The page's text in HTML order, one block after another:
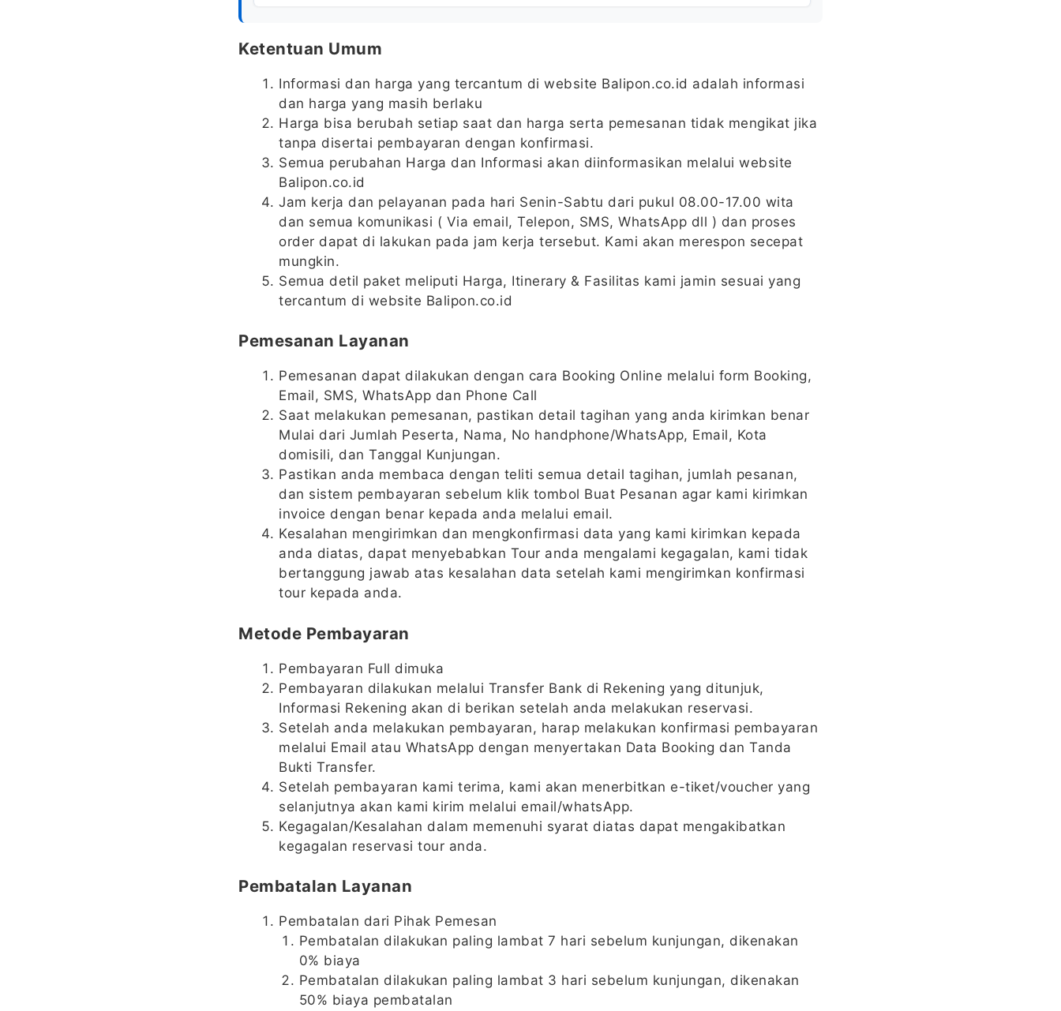
Ketentuan Umum
Informasi dan harga yang tercantum di website Balipon.co.id adalah informasi
dan harga yang masih berlaku
Harga bisa berubah setiap saat dan harga serta pemesanan tidak mengikat jika
tanpa disertai pembayaran dengan konfirmasi.
Semua perubahan Harga dan Informasi akan diinformasikan melalui website
Balipon.co.id
Jam kerja dan pelayanan pada hari Senin-Sabtu dari pukul 08.00-17.00 wita
dan semua komunikasi ( Via email, Telepon, SMS, WhatsApp dll ) dan proses
order dapat di lakukan pada jam kerja tersebut. Kami akan merespon secepat
mungkin.
Semua detil paket meliputi Harga, Itinerary & Fasilitas kami jamin sesuai yang
tercantum di website Balipon.co.id
Pemesanan Layanan
Pemesanan dapat dilakukan dengan cara Booking Online melalui form Booking,
Email, SMS, WhatsApp dan Phone Call
Saat melakukan pemesanan, pastikan detail tagihan yang anda kirimkan benar
Mulai dari Jumlah Peserta, Nama, No handphone/WhatsApp, Email, Kota
domisili, dan Tanggal Kunjungan.
Pastikan anda membaca dengan teliti semua detail tagihan, jumlah pesanan,
dan sistem pembayaran sebelum klik tombol Buat Pesanan agar kami kirimkan
invoice dengan benar kepada anda melalui email.
Kesalahan mengirimkan dan mengkonfirmasi data yang kami kirimkan kepada
anda diatas, dapat menyebabkan Tour anda mengalami kegagalan, kami tidak
bertanggung jawab atas kesalahan data setelah kami mengirimkan konfirmasi
tour kepada anda.
Metode Pembayaran
Pembayaran Full dimuka
Pembayaran dilakukan melalui Transfer Bank di Rekening yang ditunjuk,
Informasi Rekening akan di berikan setelah anda melakukan reservasi.
Setelah anda melakukan pembayaran, harap melakukan konfirmasi pembayaran
melalui Email atau WhatsApp dengan menyertakan Data Booking dan Tanda
Bukti Transfer.
Setelah pembayaran kami terima, kami akan menerbitkan e-tiket/voucher yang
selanjutnya akan kami kirim melalui email/whatsApp.
Kegagalan/Kesalahan dalam memenuhi syarat diatas dapat mengakibatkan
kegagalan reservasi tour anda.
Pembatalan Layanan
Pembatalan dari Pihak Pemesan
Pembatalan dilakukan paling lambat 7 hari sebelum kunjungan, dikenakan
0% biaya
Pembatalan dilakukan paling lambat 3 hari sebelum kunjungan, dikenakan
50% biaya pembatalan